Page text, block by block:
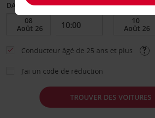
DATE DE DÉBUT DATE DE FIN
Conducteur âgé de 25 ans et plus
J’ai un code de réduction
TROUVER DES VOITURES